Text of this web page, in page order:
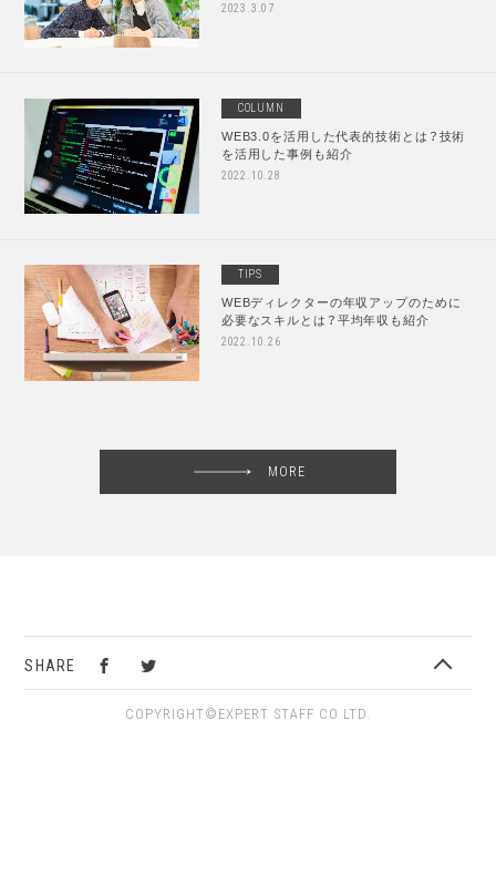
2023.3.07
COLUMN
WEB3.0を活用した代表的技術とは？技術
を活用した事例も紹介
2022.10.28
TIPS
WEBディレクターの年収アップのために
必要なスキルとは？平均年収も紹介
2022.10.26
MORE
SHARE
COPYRIGHT©EXPERT STAFF CO LTD.